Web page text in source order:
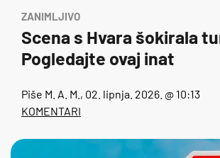
Sexy
ZANIMLJIVO
Scena s Hvara šokirala
Pogledajte ovaj inat
Piše M. A. M. , 02. lipnja. 2026. @ 10:13
KOMENTARI